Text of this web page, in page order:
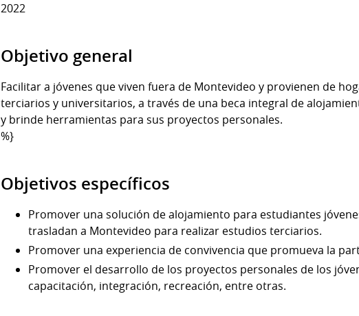
2022
Objetivo general
Facilitar a jóvenes que viven fuera de Montevideo y provienen de
terciarios y universitarios, a través de una beca integral de
y brinde herramientas para sus proyectos personales.
%}
Objetivos específicos
Promover una solución de alojamiento para estudiantes
trasladan a Montevideo para realizar estudios terciarios.
Promover una experiencia de convivencia que promueva la
Promover el desarrollo de los proyectos personales de los
capacitación, integración, recreación, entre otras.